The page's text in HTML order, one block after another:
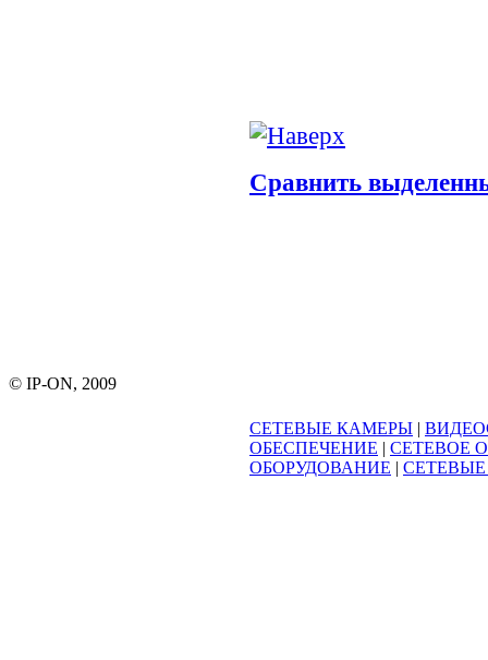
Сравнить
© IP-ON, 2009
СЕТЕВЫЕ КАМЕРЫ |
ОБЕСПЕЧЕНИЕ | СЕТЕВОЕ
ОБОРУДОВАНИЕ |